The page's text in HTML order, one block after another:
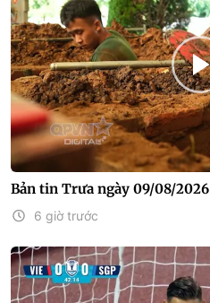
Bản tin Trưa ngày 09/08/2026
6 giờ trước